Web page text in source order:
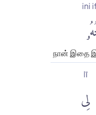
ini
நான் இதை
lī
لِى